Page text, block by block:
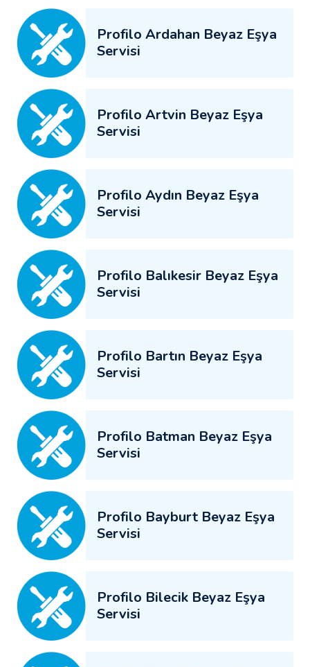
Profilo Ardahan Beyaz Eşya
Servisi
Profilo Artvin Beyaz Eşya
Servisi
Profilo Aydın Beyaz Eşya
Servisi
Profilo Balıkesir Beyaz Eşya
Servisi
Profilo Bartın Beyaz Eşya
Servisi
Profilo Batman Beyaz Eşya
Servisi
Profilo Bayburt Beyaz Eşya
Servisi
Profilo Bilecik Beyaz Eşya
Servisi